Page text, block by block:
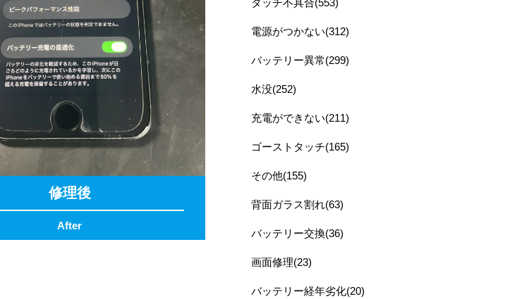
修理後
After
タッチ不具合(553)
電源がつかない(312)
バッテリー異常(299)
水没(252)
充電ができない(211)
ゴーストタッチ(165)
その他(155)
背面ガラス割れ(63)
バッテリー交換(36)
画面修理(23)
バッテリー経年劣化(20)